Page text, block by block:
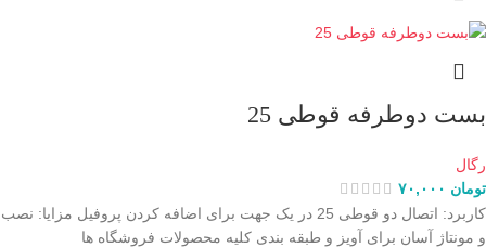
بست دوطرفه قوطی 25
رگال
تومان
کاربرد: اتصال دو قوطی 25 در یک جهت برای اضافه کردن پروفیل مزایا: نصب
و مونتاژ آسان برای آویز و طبقه بندی کلیه محصولات فروشگاه ها